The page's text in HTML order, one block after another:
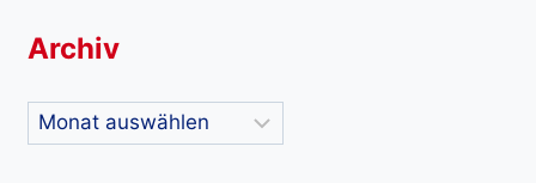
Archiv
Archiv